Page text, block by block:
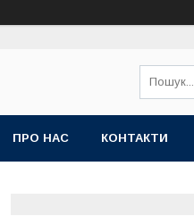
ПРО НАС КОНТАКТИ